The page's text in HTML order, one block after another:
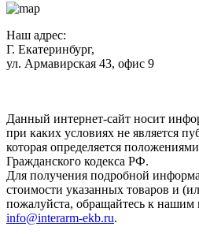
Наш адрес:
Г. Екатеринбург,
ул. Армавирская 43, офис 9
Данный интернет-сайт носит
при каких условиях не является
которая определяется
Гражданского кодекса РФ.
Для получения подробной
стоимости указанных товаров и
пожалуйста, обращайтесь к нашим
info@interarm-ekb.ru.